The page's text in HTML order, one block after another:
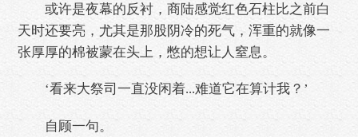
或许是夜幕的反衬，商陆感觉红色石柱比之前白
天时还要亮，尤其是那股阴冷的死气，浑重的就像一
张厚厚的棉被蒙在头上，憋的想让人窒息。
‘看来大祭司一直没闲着...难道它在算计我？’
自顾一句。